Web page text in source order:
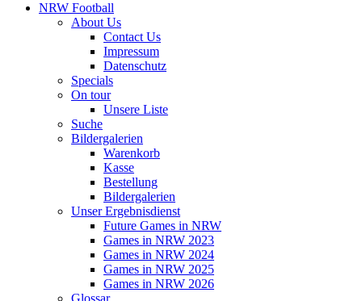
NRW Football
About Us
Contact Us
Impressum
Datenschutz
Specials
On tour
Unsere Liste
Suche
Bildergalerien
Warenkorb
Kasse
Bestellung
Bildergalerien
Unser Ergebnisdienst
Future Games in NRW
Games in NRW 2023
Games in NRW 2024
Games in NRW 2025
Games in NRW 2026